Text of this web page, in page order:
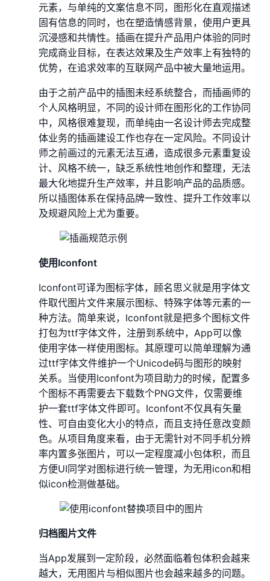
元素，与单纯的文案信息不同，图形化在直观描述
固有信息的同时，也在塑造情感背景，使用户更具
沉浸感和共情性。插画在提升产品用户体验的同时
完成商业目标，在表达效果及生产效率上有独特的
优势，在追求效率的互联网产品中被大量地运用。
由于之前产品中的插图未经系统整合，而插画师的
个人风格明显，不同的设计师在图形化的工作协同
中，风格很难复现，而单纯由一名设计师去完成整
体业务的插画建设工作也存在一定风险。不同设计
师之前画过的元素无法互通，造成很多元素重复设
计、风格不统一，缺乏系统性地创作和整理，无法
最大化地提升生产效率，并且影响产品的品质感。
所以插图体系在保持品牌一致性、提升工作效率以
及规避风险上尤为重要。
使用Iconfont
Iconfont可译为图标字体，顾名思义就是用字体文
件取代图片文件来展示图标、特殊字体等元素的一
种方法。简单来说，Iconfont就是把多个图标文件
打包为ttf字体文件，注册到系统中，App可以像
使用字体一样使用图标。其原理可以简单理解为通
过ttf字体文件维护一个Unicode码与图形的映射
关系。当使用Iconfont为项目助力的时候，配置多
个图标不再需要去下载数个PNG文件，仅需要维
护一套ttf字体文件即可。Iconfont不仅具有矢量
性、可自由变化大小的特点，而且支持任意改变颜
色。从项目角度来看，由于无需针对不同手机分辨
率内置多张图片，可以一定程度减小包体积，而且
方便UI同学对图标进行统一管理，为无用icon和相
似icon检测做基础。
归档图片文件
当App发展到一定阶段，必然面临着包体积会越来
越大，无用图片与相似图片也会越来越多的问题。